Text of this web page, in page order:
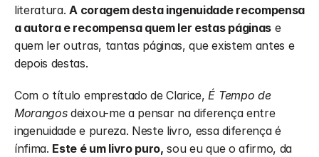
literatura. A coragem desta ingenuidade recompensa
a autora e recompensa quem ler estas páginas e
quem ler outras, tantas páginas, que existem antes e
depois destas.
Com o título emprestado de Clarice, É Tempo de
Morangos deixou-me a pensar na diferença entre
ingenuidade e pureza. Neste livro, essa diferença é
ínfima. Este é um livro puro, sou eu que o afirmo, da